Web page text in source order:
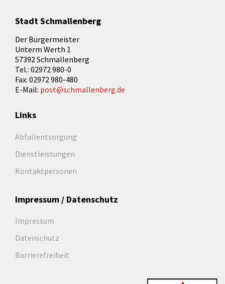
Stadt Schmallenberg
Der Bürgermeister
Unterm Werth 1
57392 Schmallenberg
Tel.: 02972 980-0
Fax: 02972 980-480
E-Mail: post@schmallenberg.de
Links
Abfallentsorgung
Dienstleistungen
Kontaktpersonen
Impressum / Datenschutz
Impressum
Datenschutz
Barrierefreiheit